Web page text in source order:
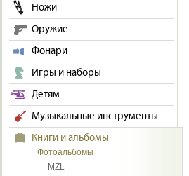
Ножи
Оружие
Фонари
Игры и наборы
Детям
Музыкальные инструменты
Книги и альбомы
Фотоальбомы
MZL